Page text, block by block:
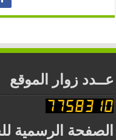
عــدد زوار الموقع
الصفحة الرسمية